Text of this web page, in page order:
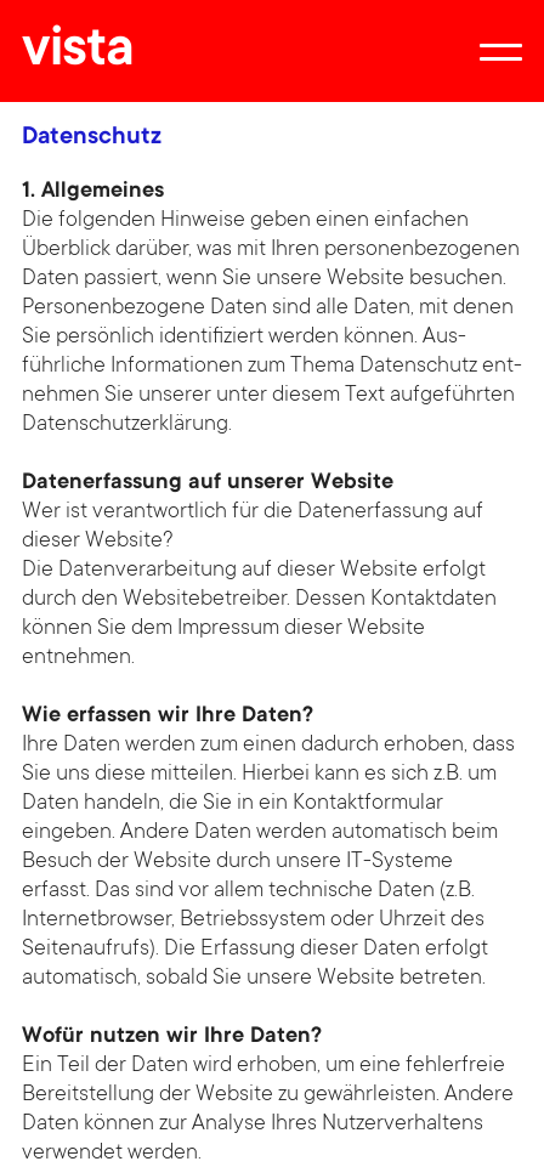
vista
Datenschutz
1. Allgemeines
Die folgenden Hinweise geben einen einfachen
Über­blick darüber, was mit Ihren personen­be­zogenen
Daten passiert, wenn Sie unsere Web­site besuchen.
Personen­bezogene Daten sind alle Daten, mit denen
Sie persönlich identifiziert werden können. Aus­
führliche Informa­tionen zum Thema Daten­schutz ent­
nehmen Sie unserer unter diesem Text aufgeführten
Daten­schutz­erklärung.
Datenerfassung auf unserer Website
Wer ist verantwortlich für die Datenerfassung auf
dieser Website?
Die Datenverarbeitung auf dieser Website erfolgt
durch den Websitebetreiber. Dessen Kontaktdaten
können Sie dem Impressum dieser Website
entnehmen.
Wie erfassen wir Ihre Daten?
Ihre Daten werden zum einen dadurch erhoben, dass
Sie uns diese mitteilen. Hierbei kann es sich z.B. um
Daten handeln, die Sie in ein Kontaktformular
eingeben. Andere Daten werden automatisch beim
Besuch der Website durch unsere IT-Systeme
erfasst. Das sind vor allem technische Daten (z.B.
Internetbrowser, Betriebssystem oder Uhrzeit des
Seitenaufrufs). Die Erfassung dieser Daten erfolgt
automatisch, sobald Sie unsere Website betreten.
Wofür nutzen wir Ihre Daten?
Ein Teil der Daten wird erhoben, um eine fehlerfreie
Bereitstellung der Website zu gewährleisten. Andere
Daten können zur Analyse Ihres Nutzerverhaltens
verwendet werden.